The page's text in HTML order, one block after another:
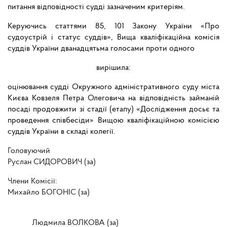
питання відповідності судді зазначеним критеріям.
Керуючись статтями 85, 101 Закону України «Про
судоустрій і статус суддів», Вища кваліфікаційна комісія
суддів України дванадцятьма голосами проти одного
вирішила:
оцінювання судді Окружного адміністративного суду міста
Києва Ковзеля Петра Олеговича на відповідність займаній
посаді продовжити зі стадії (етапу) «Дослідження досьє та
проведення співбесіди» Вищою кваліфікаційною комісією
суддів України в складі колегії.
Головуючий
Руслан СИДОРОВИЧ (за)
Члени Комісії:
Михайло БОГОНІС (за)
Людмила ВОЛКОВА (за)